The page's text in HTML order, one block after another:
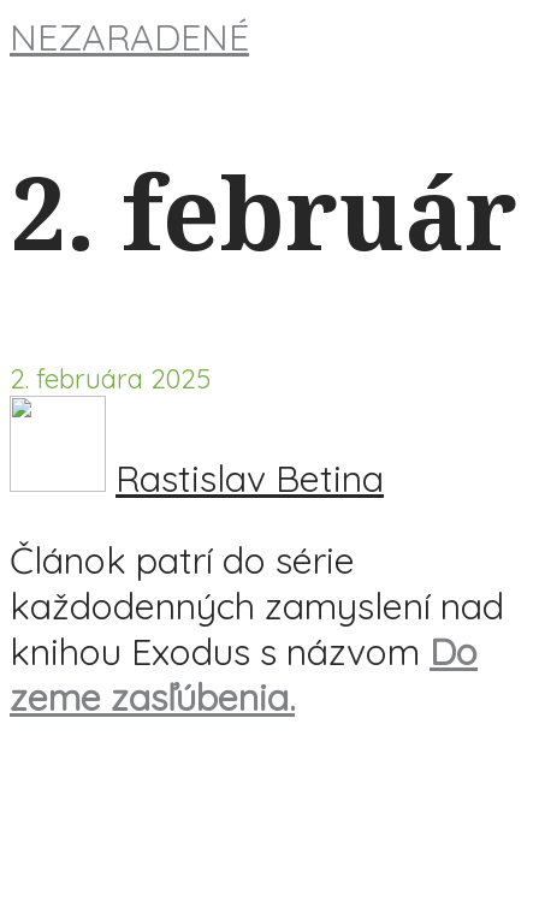
NEZARADENÉ
2. február
2. februára 2025
Rastislav Betina
Článok patrí do série
každodenných zamyslení nad
knihou Exodus s názvom Do
zeme zasľúbenia.